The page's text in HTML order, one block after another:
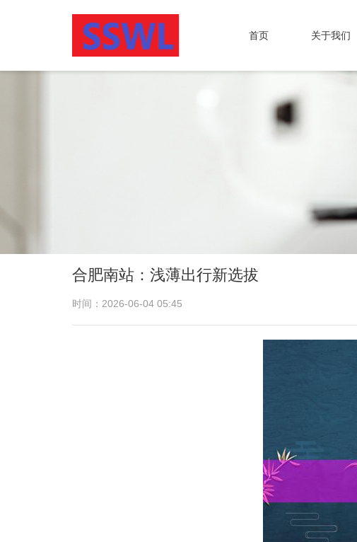
首页 关于我们
合肥南站：浅薄出行新选拔
时间：2026-06-04 05:45